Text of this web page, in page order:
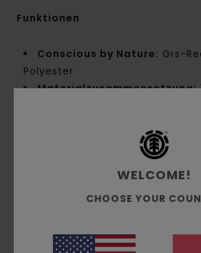
Funktionen
Conscious by Nature: Grs-
Polyester
Materialzusammensetzung:
Innennaht-Details:NNT-
und Melco-Spot-Tape an stark
Taschen:
WELCOME!
CHOOSE YOUR